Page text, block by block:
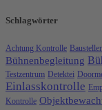
Schlagwörter
Achtung Kontrolle
Bühnenbegleitung
Testzentrum Detektei
Einlasskontrolle
Kontrolle